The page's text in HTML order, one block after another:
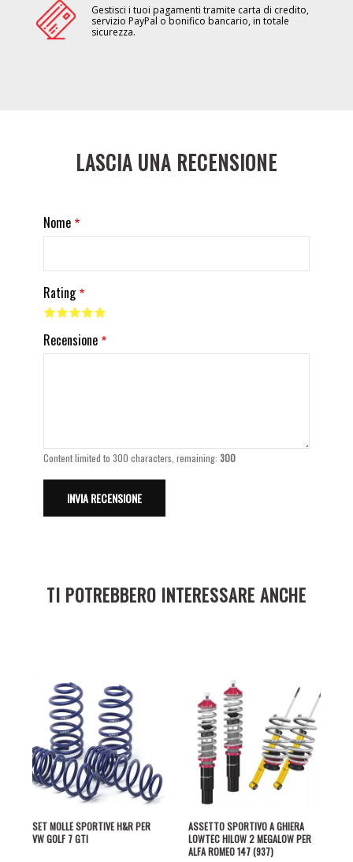
Gestisci i tuoi pagamenti tramite carta di credito,
servizio PayPal o bonifico bancario, in totale
sicurezza.
LASCIA UNA RECENSIONE
Nome
Rating
Recensione
Content limited to 300 characters, remaining:300
TI POTREBBERO INTERESSARE ANCHE
SET MOLLE SPORTIVE H&R PER
VW GOLF 7 GTI
ASSETTO SPORTIVO A GHIERA
LOWTEC HILOW 2 MEGALOW PER
ALFA ROMEO 147 (937)